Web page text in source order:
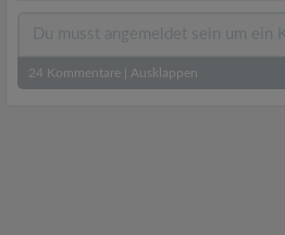
24 Kommentare Ausklappen